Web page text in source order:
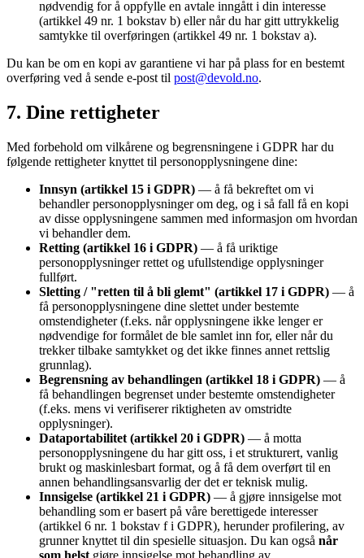
nødvendig for å oppfylle en avtale inngått i din interesse
(artikkel 49 nr. 1 bokstav b) eller når du har gitt uttrykkelig
samtykke til overføringen (artikkel 49 nr. 1 bokstav a).
Du kan be om en kopi av garantiene vi har på plass for en bestemt
overføring ved å sende e-post til post@devold.no.
7. Dine rettigheter
Med forbehold om vilkårene og begrensningene i GDPR har du
følgende rettigheter knyttet til personopplysningene dine:
Innsyn (artikkel 15 i GDPR) — å få bekreftet om vi
behandler personopplysninger om deg, og i så fall få en kopi
av disse opplysningene sammen med informasjon om hvordan
vi behandler dem.
Retting (artikkel 16 i GDPR) — å få uriktige
personopplysninger rettet og ufullstendige opplysninger
fullført.
Sletting / "retten til å bli glemt" (artikkel 17 i GDPR) — å
få personopplysningene dine slettet under bestemte
omstendigheter (f.eks. når opplysningene ikke lenger er
nødvendige for formålet de ble samlet inn for, eller når du
trekker tilbake samtykket og det ikke finnes annet rettslig
grunnlag).
Begrensning av behandlingen (artikkel 18 i GDPR) — å
få behandlingen begrenset under bestemte omstendigheter
(f.eks. mens vi verifiserer riktigheten av omstridte
opplysninger).
Dataportabilitet (artikkel 20 i GDPR) — å motta
personopplysningene du har gitt oss, i et strukturert, vanlig
brukt og maskinlesbart format, og å få dem overført til en
annen behandlingsansvarlig der det er teknisk mulig.
Innsigelse (artikkel 21 i GDPR) — å gjøre innsigelse mot
behandling som er basert på våre berettigede interesser
(artikkel 6 nr. 1 bokstav f i GDPR), herunder profilering, av
grunner knyttet til din spesielle situasjon. Du kan også når